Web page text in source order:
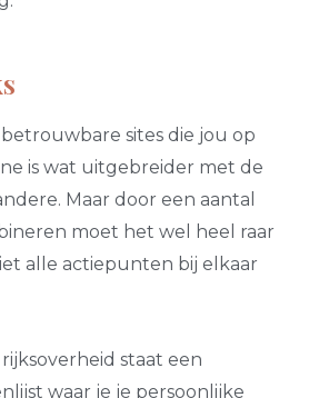
sites die jou op
is wat uitgebreider met de
Maar door een aantal
moet het wel heel raar
alle actiepunten bij elkaar
staat een
waar je je persoonlijke